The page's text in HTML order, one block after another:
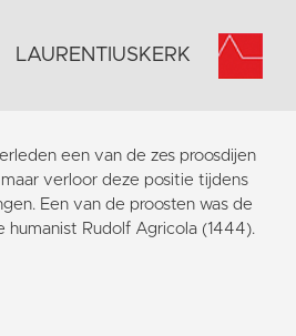
LAURENTIUSKERK
een van de zes proosdijen
verloor deze positie tijdens
Een van de proosten was de
Rudolf Agricola (1444).